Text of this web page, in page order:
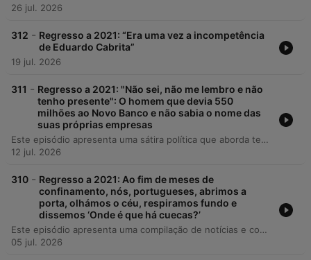
26 jul. 2026
312 - Regresso a 2021: “Era uma vez a incompetência
de Eduardo Cabrita”
19 jul. 2026
311 - Regresso a 2021: "Não sei, não me lembro e não
tenho presente": O homem que devia 550
milhões ao Novo Banco e não sabia o nome das
suas próprias empresas
Este episódio apresenta uma sátira política que aborda temas como a precariedade do serviço ferroviário, a gestão de fundações e sociedades offshore ligadas ao Novo Banco, e o elevado custo de um obelisco em Oeiras. O apresentador utiliza o humor para criticar a falta de transparência e a gestão de recursos públicos. A segunda parte do programa explora a crítica aos candidatos autárquicos do PSD, comparando-os a participantes de um reality show, e inclui uma entrevista com a secretária-geral da CGTP, Isabel Camarinha, sobre o papel dos sindicatos, o teletrabalho e as reivindicações laborais.
12 jul. 2026
310 - Regresso a 2021: Ao fim de meses de
confinamento, nós, portugueses, abrimos a
porta, olhámos o céu, respiramos fundo e
dissemos ‘Onde é que há cuecas?’
Este episódio apresenta uma compilação de notícias e comentários satíricos sobre a atualidade portuguesa, abordando desde a reabertura de centros comerciais e críticas à gestão de fundos europeus até debates sobre a maçonaria e a política nacional. O programa transita do humor ácido para um momento de memória histórica, com uma entrevista emocionante a Álvaro Monteiro e Faustino Reis, sobreviventes da ditadura, que partilham as suas experiências de resistência e prisão durante o regime de Salazar.
05 jul. 2026